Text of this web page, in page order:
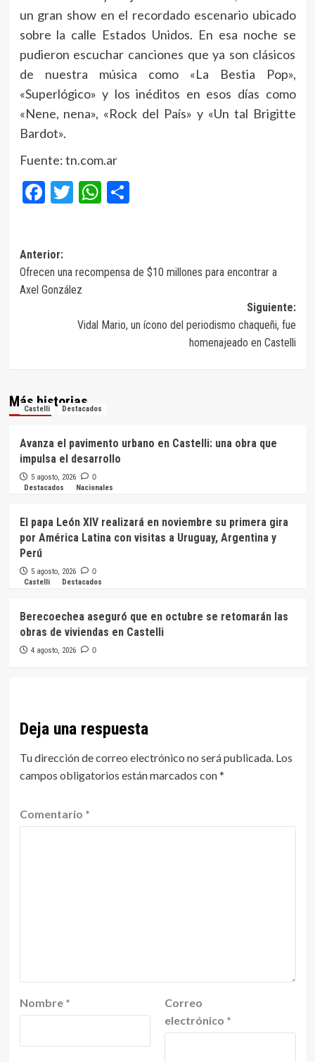
un gran show en el recordado escenario ubicado
sobre la calle Estados Unidos. En esa noche se
pudieron escuchar canciones que ya son clásicos
de nuestra música como «La Bestia Pop»,
«Superlógico» y los inéditos en esos días como
«Nene, nena», «Rock del País» y «Un tal Brigitte
Bardot».
Fuente: tn.com.ar
Facebook
Twitter
WhatsApp
Compartir
Navegación
de
Anterior:
Ofrecen una recompensa de $10 millones para encontrar a
Axel González
Siguiente:
Vidal Mario, un ícono del periodismo chaqueñi, fue
homenajeado en Castelli
Más historias
Castelli Destacados
Avanza el pavimento urbano en Castelli: una obra que
impulsa el desarrollo
5 agosto, 2026 0
Destacados Nacionales
El papa León XIV realizará en noviembre su primera gira
por América Latina con visitas a Uruguay, Argentina y
Perú
5 agosto, 2026 0
Castelli Destacados
Berecoechea aseguró que en octubre se retomarán las
obras de viviendas en Castelli
4 agosto, 2026 0
Deja una respuesta
Tu dirección de correo electrónico no será publicada. Los
campos obligatorios están marcados con*
Comentario *
Nombre *
Correo
electrónico *